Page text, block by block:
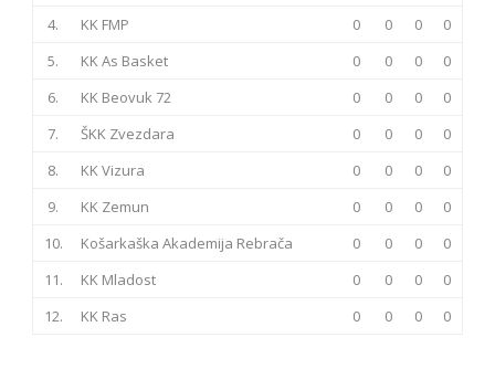
4.
KK FMP 0 0 0
0
5.
KK As Basket 0 0 0
0
6.
KK Beovuk 72 0 0 0
0
7.
ŠKK Zvezdara 0 0 0
0
8.
KK Vizura 0 0 0
0
9.
KK Zemun 0 0 0
0
10.
Košarkaška Akademija Rebrača 0 0 0
0
11.
KK Mladost 0 0 0
0
12.
KK Ras 0 0 0 0